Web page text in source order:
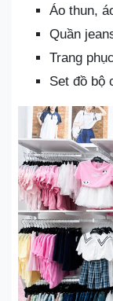
Áo thun,
Quần
Trang
Set đồ bộ